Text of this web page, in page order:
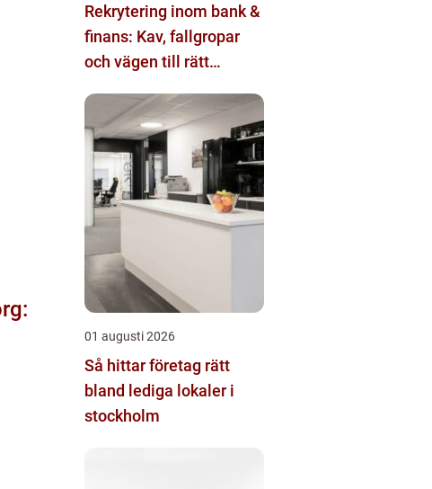
Rekrytering inom bank &
finans: Kav, fallgropar
och vägen till rätt
01 augusti 2026
Så hittar företag rätt
bland lediga lokaler i
stockholm